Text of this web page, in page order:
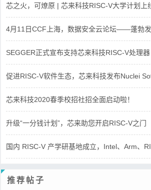
芯之火，可燎原 | 芯来科技RISC-V大学计划上
4月11日CCF上海，数据安全云论坛——蓬勃发
SEGGER正式宣布支持芯来科技RISC-V处理器
促进RISC-V软件生态，芯来科技发布Nuclei
芯来科技2020春季校招社招全面启动啦！
升级“一分钱计划”，芯来助您开启RISC-V之门
国内 RISC-V 产学研基地成立，Intel、Arm、
推荐帖子